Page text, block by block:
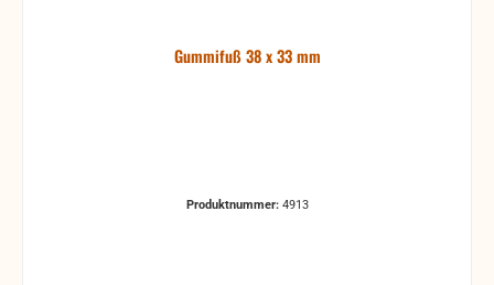
Gummifuß 38 x 33 mm
Produktnummer: 4913